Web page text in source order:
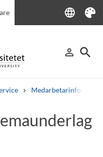
language
Language
Tema
person_outline
Logga in
search
Sök
Medarbetarinfo